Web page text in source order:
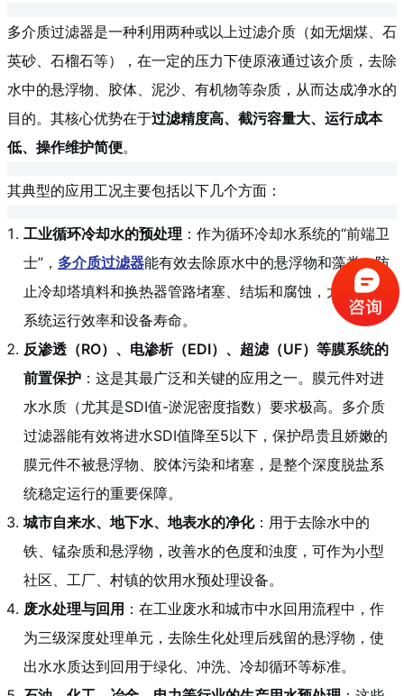
多介质过滤器是一种利用两种或以上过滤介质（如无烟煤、石
英砂、石榴石等），在一定的压力下使原液通过该介质，去除
水中的悬浮物、胶体、泥沙、有机物等杂质，从而达成净水的
目的。其核心优势在于过滤精度高、截污容量大、运行成本
低、操作维护简便。
其典型的应用工况主要包括以下几个方面：
工业循环冷却水的预处理 ：作为循环冷却水系统的“前端卫
士”， 多介质过滤器能有效去除原水中的悬浮物和藻类，防
止冷却塔填料和换热器管路堵塞、结垢和腐蚀，大大提高
系统运行效率和设备寿命。
反渗透（RO）、电渗析（EDI）、超滤（UF）等膜系统的
前置保护 ：这是其最广泛和关键的应用之一。膜元件对进
水水质（尤其是SDI值-淤泥密度指数）要求极高。多介质
过滤器能有效将进水SDI值降至5以下，保护昂贵且娇嫩的
膜元件不被悬浮物、胶体污染和堵塞，是整个深度脱盐系
统稳定运行的重要保障。
城市自来水、地下水、地表水的净化：用于去除水中的
铁、锰杂质和悬浮物，改善水的色度和浊度，可作为小型
社区、工厂、村镇的饮用水预处理设备。
废水处理与回用 ：在工业废水和城市中水回用流程中，作
为三级深度处理单元，去除生化处理后残留的悬浮物，使
出水水质达到回用于绿化、冲洗、冷却循环等标准。